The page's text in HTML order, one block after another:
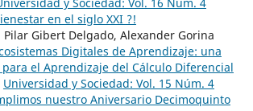
en el siglo XXI ?!
Pilar Gibert Delgado, Alexander Gorina
Digitales de Aprendizaje: una
el Aprendizaje del Cálculo Diferencial
Universidad y Sociedad: Vol. 15 Núm. 4
nuestro Aniversario Decimoquinto